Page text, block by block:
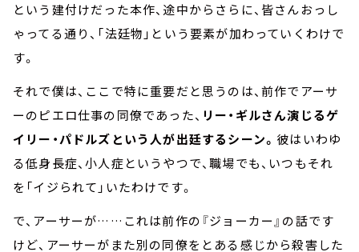
という建付けだった本作、途中からさらに、皆さんおっし
ゃってる通り、「法廷物」という要素が加わっていくわけで
す。
それで僕は、ここで特に重要だと思うのは、前作でアーサ
ーのピエロ仕事の同僚であった、 リー・ギルさん演じるゲ
イリー・パドルズという人が出廷するシーン。 彼はいわゆ
る低身長症、小人症というやつで、職場でも、いつもそれ
を「イジられて」いたわけです。
で、アーサーが……これは前作の『ジョーカー』の話です
けど、アーサーがまた別の同僚をとある感じから殺害した